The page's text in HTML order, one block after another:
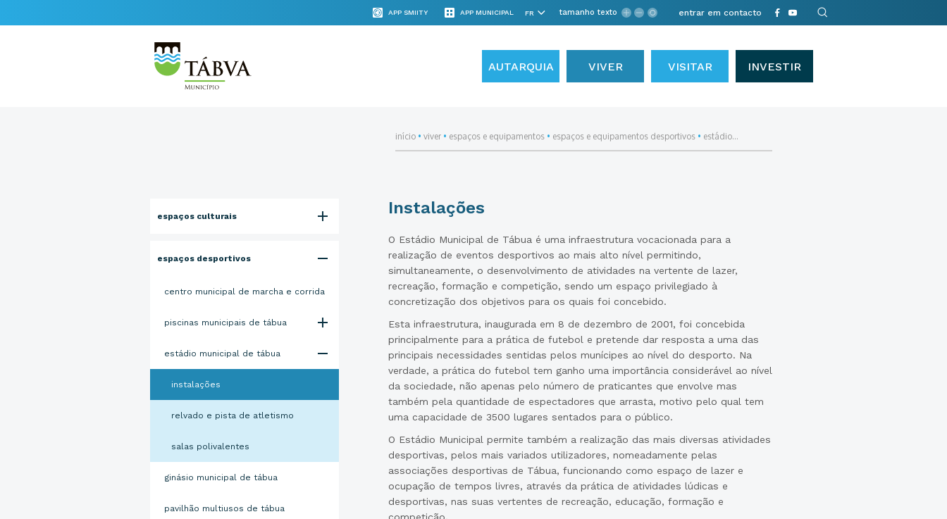
APP SMIITY APP MUNICIPAL tamanho texto entrar em contacto
AUTARQUIA VIVER VISITAR INVESTIR
espaços culturais
espaços desportivos
centro municipal de marcha e corrida
piscinas municipais de tábua
estádio municipal de tábua
instalações
relvado e pista de atletismo
salas polivalentes
ginásio municipal de tábua
pavilhão multiusos de tábua
início•viver• espaços e equipamentos• espaços e equipamentos desportivos• estádio...
Instalações
O Estádio Municipal de Tábua é uma infraestrutura vocacionada para a
realização de eventos desportivos ao mais alto nível permitindo,
simultaneamente, o desenvolvimento de atividades na vertente de lazer,
recreação, formação e competição, sendo um espaço privilegiado à
concretização dos objetivos para os quais foi concebido.
Esta infraestrutura, inaugurada em 8 de dezembro de 2001, foi concebida
principalmente para a prática de futebol e pretende dar resposta a uma das
principais necessidades sentidas pelos munícipes ao nível do desporto. Na
verdade, a prática do futebol tem ganho uma importância considerável ao nível
da sociedade, não apenas pelo número de praticantes que envolve mas
também pela quantidade de espectadores que arrasta, motivo pelo qual tem
uma capacidade de 3500 lugares sentados para o público.
O Estádio Municipal permite também a realização das mais diversas atividades
desportivas, pelos mais variados utilizadores, nomeadamente pelas
associações desportivas de Tábua, funcionando como espaço de lazer e
ocupação de tempos livres, através da prática de atividades lúdicas e
desportivas, nas suas vertentes de recreação, educação, formação e